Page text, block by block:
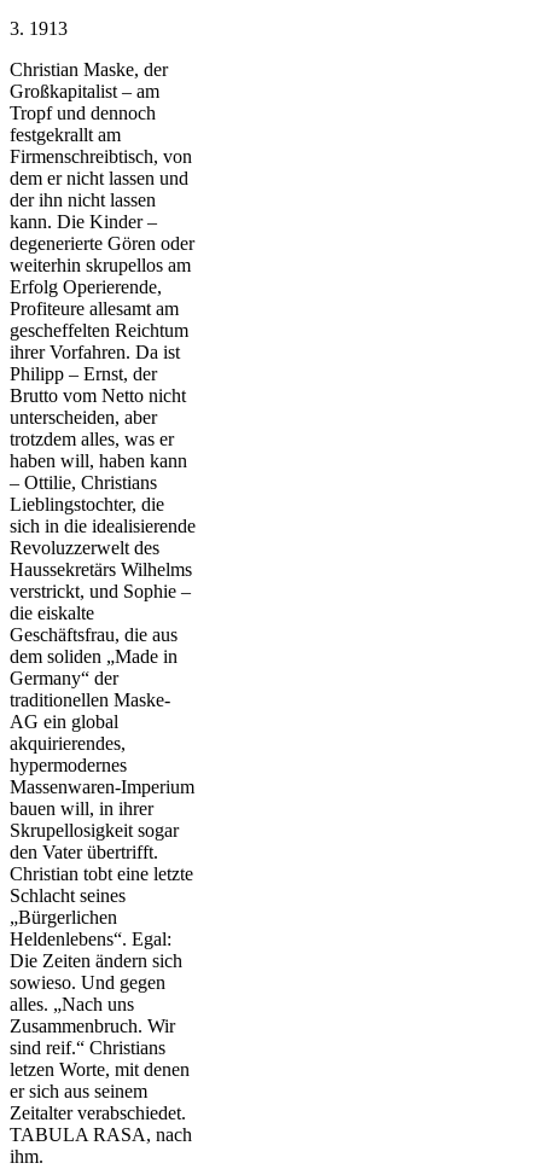
3. 1913
Christian Maske, der
Großkapitalist – am
Tropf und dennoch
festgekrallt am
Firmenschreibtisch, von
dem er nicht lassen und
der ihn nicht lassen
kann. Die Kinder –
degenerierte Gören oder
weiterhin skrupellos am
Erfolg Operierende,
Profiteure allesamt am
gescheffelten Reichtum
ihrer Vorfahren. Da ist
Philipp – Ernst, der
Brutto vom Netto nicht
unterscheiden, aber
trotzdem alles, was er
haben will, haben kann
– Ottilie, Christians
Lieblingstochter, die
sich in die idealisierende
Revoluzzerwelt des
Haussekretärs Wilhelms
verstrickt, und Sophie –
die eiskalte
Geschäftsfrau, die aus
dem soliden „Made in
Germany“ der
traditionellen Maske-
AG ein global
akquirierendes,
hypermodernes
Massenwaren-Imperium
bauen will, in ihrer
Skrupellosigkeit sogar
den Vater übertrifft.
Christian tobt eine letzte
Schlacht seines
„Bürgerlichen
Heldenlebens“. Egal:
Die Zeiten ändern sich
sowieso. Und gegen
alles. „Nach uns
Zusammenbruch. Wir
sind reif.“ Christians
letzen Worte, mit denen
er sich aus seinem
Zeitalter verabschiedet.
TABULA RASA, nach
ihm.